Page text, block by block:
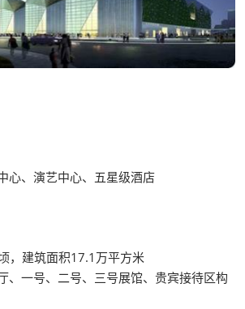
心、演艺中心、五星级酒店
，建筑面积17.1万平方米
、一号、二号、三号展馆、贵宾接待区构